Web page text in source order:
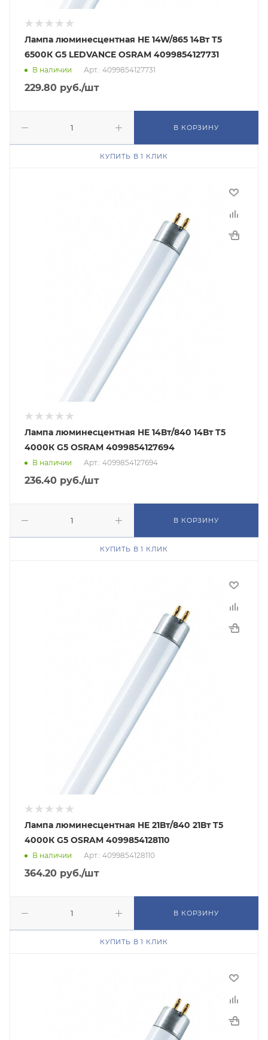
Лампа люминесцентная HE 14W/865 14Вт T5
6500К G5 LEDVANCE OSRAM 4099854127731
В наличии Арт.: 4099854127731
229.80 руб./шт
В КОРЗИНУ
КУПИТЬ В 1 КЛИК
Лампа люминесцентная HE 14Вт/840 14Вт T5
4000К G5 OSRAM 4099854127694
В наличии Арт.: 4099854127694
236.40 руб./шт
В КОРЗИНУ
КУПИТЬ В 1 КЛИК
Лампа люминесцентная HE 21Вт/840 21Вт T5
4000К G5 OSRAM 4099854128110
В наличии Арт.: 4099854128110
364.20 руб./шт
В КОРЗИНУ
КУПИТЬ В 1 КЛИК